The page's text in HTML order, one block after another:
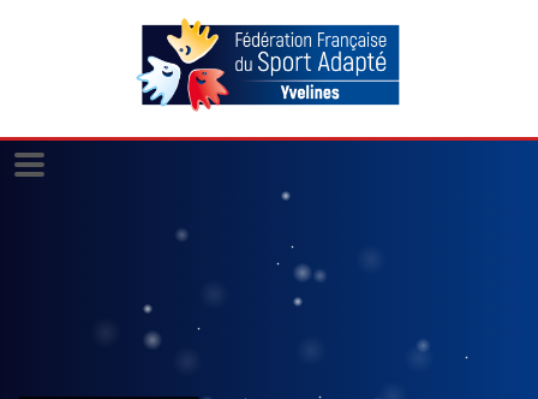
Panneau de gestion des cookies